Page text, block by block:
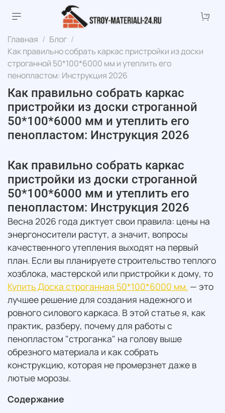
Главная
Блог
Как правильно собрать каркас пристройки из доски
строганной 50*100*6000 мм и утеплить его
пенопластом: Инструкция 2026
Как правильно собрать каркас
пристройки из доски строганной
50*100*6000 мм и утеплить его
пенопластом: Инструкция 2026
Как правильно собрать каркас
пристройки из доски строганной
50*100*6000 мм и утеплить его
пенопластом: Инструкция 2026
Весна 2026 года диктует свои правила: цены на
энергоносители растут, а значит, вопросы
качественного утепления выходят на первый
план. Если вы планируете строительство теплого
хозблока, мастерской или пристройки к дому, то
Купить Доска строганная 50*100*6000 мм. — это
лучшее решение для создания надежного и
ровного силового каркаса. В этой статье я, как
практик, разберу, почему для работы с
пенопластом "строганка" на голову выше
обрезного материала и как собрать
конструкцию, которая не промерзнет даже в
лютые морозы.
Содержание